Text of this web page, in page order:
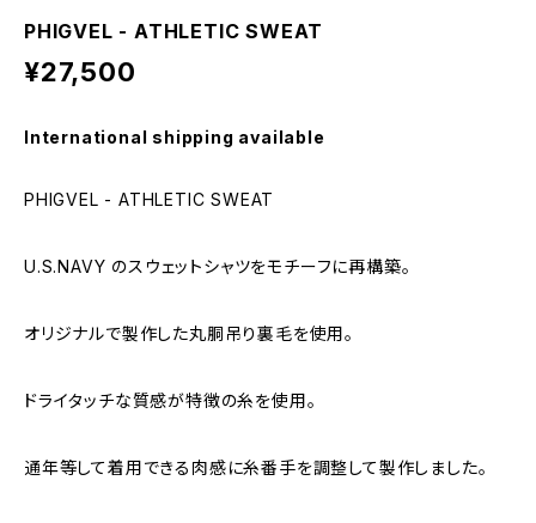
PHIGVEL - ATHLETIC SWEAT
¥27,500
International shipping available
PHIGVEL - ATHLETIC SWEAT
U.S.NAVY のスウェットシャツをモチーフに再構築。
オリジナルで製作した丸胴吊り裏毛を使用。
ドライタッチな質感が特徴の糸を使用。
通年等して着用できる肉感に糸番手を調整して製作しました。